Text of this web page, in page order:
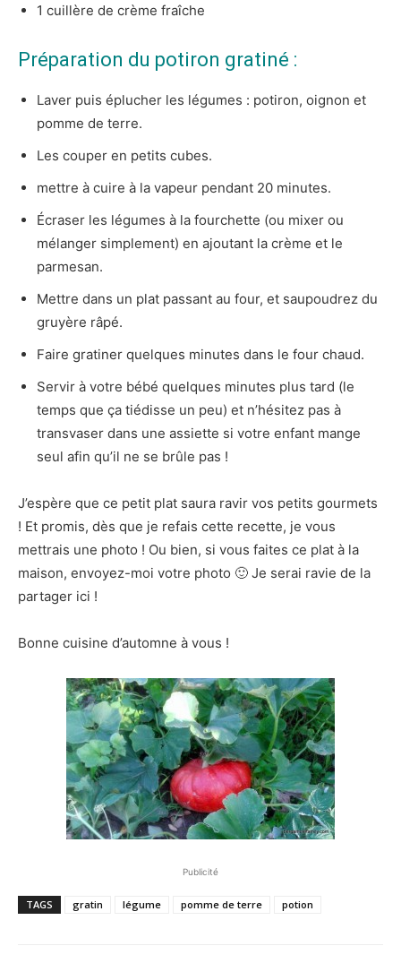
1 cuillère de crème fraîche
Préparation du potiron gratiné :
Laver puis éplucher les légumes : potiron, oignon et
pomme de terre.
Les couper en petits cubes.
mettre à cuire à la vapeur pendant 20 minutes.
Écraser les légumes à la fourchette (ou mixer ou
mélanger simplement) en ajoutant la crème et le
parmesan.
Mettre dans un plat passant au four, et saupoudrez du
gruyère râpé.
Faire gratiner quelques minutes dans le four chaud.
Servir à votre bébé quelques minutes plus tard (le
temps que ça tiédisse un peu) et n’hésitez pas à
transvaser dans une assiette si votre enfant mange
seul afin qu’il ne se brûle pas !
J’espère que ce petit plat saura ravir vos petits gourmets
! Et promis, dès que je refais cette recette, je vous
mettrais une photo ! Ou bien, si vous faites ce plat à la
maison, envoyez-moi votre photo 🙂 Je serai ravie de la
partager ici !
Bonne cuisine d’automne à vous !
Publicité
TAGS gratin légume pomme de terre potion